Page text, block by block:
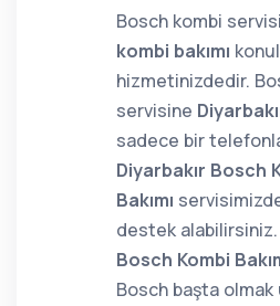
Bosch kombi
kombi bakımı
hizmetinizdedir.
servisine
sadece bir
Diyarbakır Bosch
Bakımı
destek alabilirsiniz.
Bosch Kombi
Bosch başta